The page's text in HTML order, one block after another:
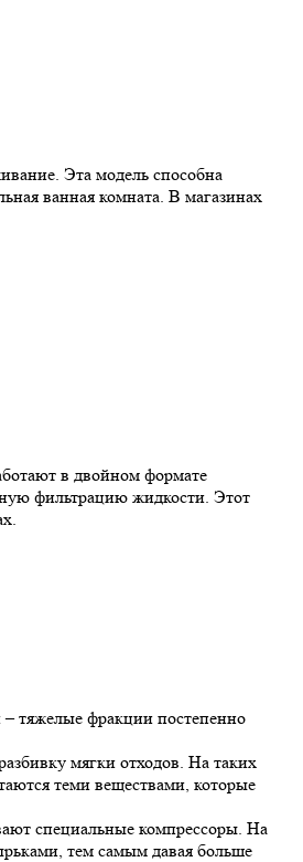
Эта модель способна
ванная комната. В магазинах
в двойном формате
фильтрацию жидкости. Этот
тяжелые фракции постепенно
мягки отходов. На таких
теми веществами, которые
специальные компрессоры. На
тем самым давая больше